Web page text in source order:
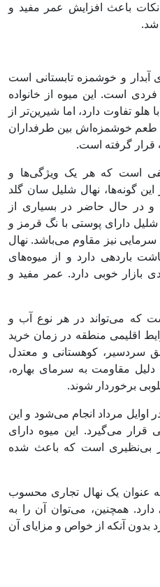
نکات باعث افزایش عمر مفید و
شد.
آبدار و خوشمزه تابستانی است
است. این میوه از خانواده
تفاوت دارد، اما شیرین‌تر از
طعم خوشمزه‌اش بین طرفداران
قرار گرفته است.
است که هر یک ویژگی‌ها و
گونه‌ها، نهال شلیل سان گلد
در حال حاضر در بسیاری از
دارای پوستی با نگ قرمز و
نیز مقاوم می‌باشد. نهال
باردهی دارد و از میوه‌های
بازار خوبی دارد. عمر مفید و
که می‌تواند در هر نوع آب و
اقلیمی منطقه در زمان خرید
سردسیر، کوهستانی و معتدل
مقاومت به سرمای بهاره،
برخوردار شوند.
مرداد انجام می‌شود و این
قرار می‌گیرد. این میوه دارای
است که باعث شده
عنوان یک نهال تجاری محسوب
همچنین، می‌توان آن را به
بدون آنکه از خواص و مزایای آن